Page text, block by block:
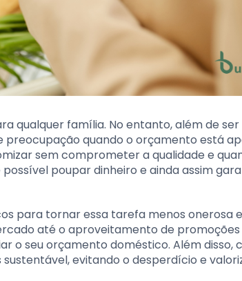
qualquer família. No entanto, além de ser
quando o orçamento está
sem comprometer a qualidade e
poupar dinheiro e ainda assim
para tornar essa tarefa menos onerosa
até o aproveitamento de promoções
o seu orçamento doméstico. Além disso,
evitando o desperdício e